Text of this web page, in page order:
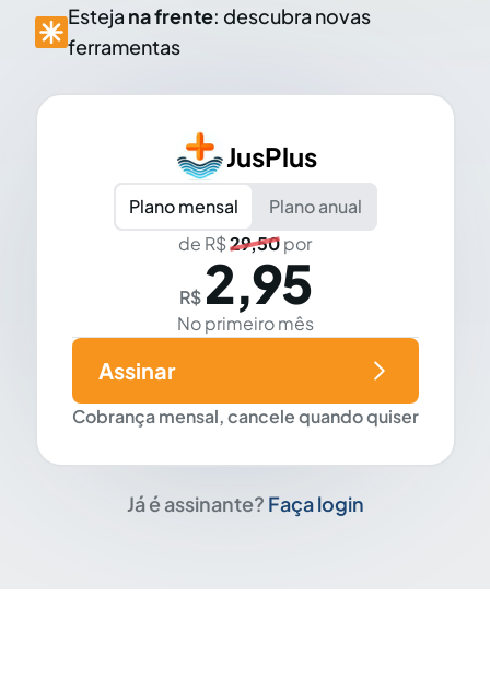
Esteja na frente: descubra novas
ferramentas
JusPlus
Plano mensal
Plano anual
de R$29,50por
R$ 2,95
No primeiro mês
Cobrança mensal, cancele quando quiser
Assinar
Já é assinante? Faça login